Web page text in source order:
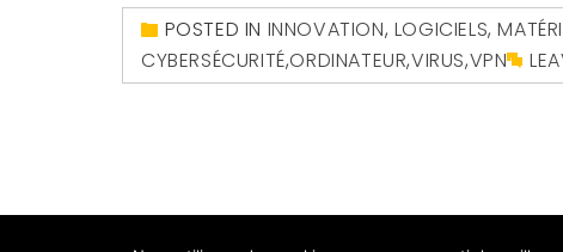
POSTED IN INNOVATION, LOGICIELS,
CYBERSÉCURITÉ,ORDINATEUR,VIRUS,VPN